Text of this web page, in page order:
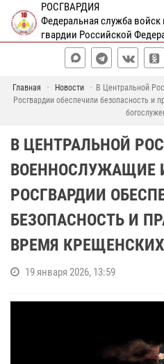
РОСГВАРДИЯ
Федеральная служба
гвардии Российской
Главная Новости
В Центральной
Росгвардии обеспечили безопасность и
В ЦЕНТРАЛЬНОЙ
ВОЕННОСЛУЖАЩИЕ
РОСГВАРДИИ
БЕЗОПАСНОСТЬ И
ВРЕМЯ
19 января 2026, 13:59